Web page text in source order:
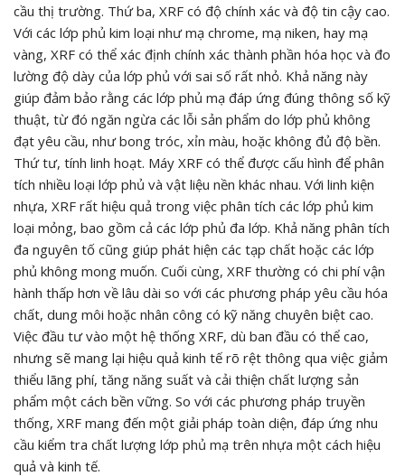
cầu thị trường. Thứ ba, XRF có độ chính xác và độ tin cậy cao.
Với các lớp phủ kim loại như mạ chrome, mạ niken, hay mạ
vàng, XRF có thể xác định chính xác thành phần hóa học và đo
lường độ dày của lớp phủ với sai số rất nhỏ. Khả năng này
giúp đảm bảo rằng các lớp phủ mạ đáp ứng đúng thông số kỹ
thuật, từ đó ngăn ngừa các lỗi sản phẩm do lớp phủ không
đạt yêu cầu, như bong tróc, xỉn màu, hoặc không đủ độ bền.
Thứ tư, tính linh hoạt. Máy XRF có thể được cấu hình để phân
tích nhiều loại lớp phủ và vật liệu nền khác nhau. Với linh kiện
nhựa, XRF rất hiệu quả trong việc phân tích các lớp phủ kim
loại mỏng, bao gồm cả các lớp phủ đa lớp. Khả năng phân tích
đa nguyên tố cũng giúp phát hiện các tạp chất hoặc các lớp
phủ không mong muốn. Cuối cùng, XRF thường có chi phí vận
hành thấp hơn về lâu dài so với các phương pháp yêu cầu hóa
chất, dung môi hoặc nhân công có kỹ năng chuyên biệt cao.
Việc đầu tư vào một hệ thống XRF, dù ban đầu có thể cao,
nhưng sẽ mang lại hiệu quả kinh tế rõ rệt thông qua việc giảm
thiểu lãng phí, tăng năng suất và cải thiện chất lượng sản
phẩm một cách bền vững. So với các phương pháp truyền
thống, XRF mang đến một giải pháp toàn diện, đáp ứng nhu
cầu kiểm tra chất lượng lớp phủ mạ trên nhựa một cách hiệu
quả và kinh tế.